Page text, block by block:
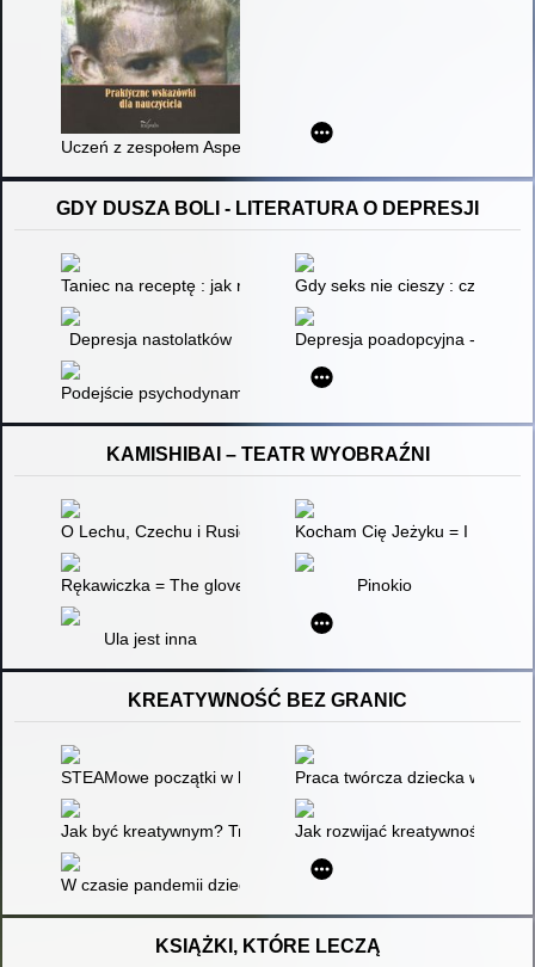
Uczeń z zespołem Aspergera : praktyczne wskazówki dla
GDY DUSZA BOLI - LITERATURA O DEPRESJI
Taniec na receptę : jak ruch i muzyka mogą wspierać w
Gdy seks nie cieszy : czy
Depresja nastolatków Depresja poadopcyjna -
Podejście psychodynamiczne
KAMISHIBAI – TEATR WYOBRAŹNI
O Lechu, Czechu i Rusie i powstaniu PolskiKocham Cię Jeżyku = I Love
Rękawiczka = The glove = Rukavička Pinokio
Ula jest inna
KREATYWNOŚĆ BEZ GRANIC
STEAMowe początki w bibliotece, czyli Działania kreatywne
Praca twórcza dziecka w
Jak być kreatywnym? Trening kreatywności na lekcji języka
Jak rozwijać kreatywność
W czasie pandemii dzieci się (nie) nudzą! : kreatywna nuda w
KSIĄŻKI, KTÓRE LECZĄ